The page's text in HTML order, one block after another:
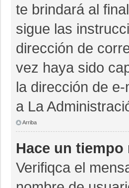
te brindará al
sigue las
dirección de
vez haya sido
la dirección de
a La
Arriba
Hace un
Verifiqca el